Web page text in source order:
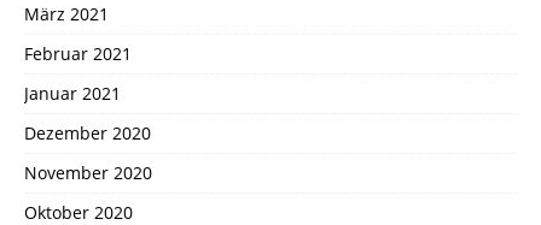
März 2021
Februar 2021
Januar 2021
Dezember 2020
November 2020
Oktober 2020